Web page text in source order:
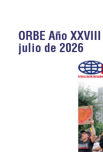
ORBE Año
julio de 2026